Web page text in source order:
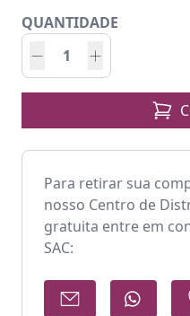
QUANTIDADE
Para retirar sua
nosso Centro de
gratuita entre em
SAC: